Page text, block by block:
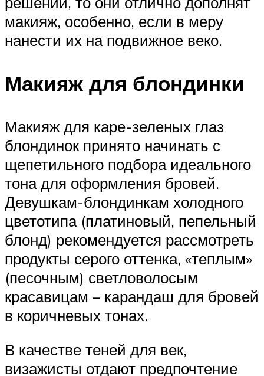
макияж, особенно, если в меру
нанести их на подвижное веко.
Макияж для блондинки
Макияж для каре-зеленых глаз
блондинок принято начинать с
щепетильного подбора идеального
тона для оформления бровей.
Девушкам-блондинкам холодного
цветотипа (платиновый, пепельный
блонд) рекомендуется рассмотреть
продукты серого оттенка, «теплым»
(песочным) светловолосым
красавицам – карандаш для бровей
в коричневых тонах.
В качестве теней для век,
визажисты отдают предпочтение